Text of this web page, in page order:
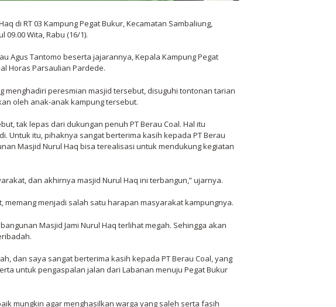
di RT 03 Kampung Pegat Bukur, Kecamatan Sambaliung,
Wita, Rabu (16/1).
Agus Tantomo beserta jajarannya, Kepala Kampung Pegat
Horas Parsaulian Pardede.
menghadiri peresmian masjid tersebut, disuguhi tontonan tarian
oleh anak-anak kampung tersebut.
tak lepas dari dukungan penuh PT Berau Coal. Hal itu
Untuk itu, pihaknya sangat berterima kasih kepada PT Berau
Masjid Nurul Haq bisa terealisasi untuk mendukung kegiatan
dan akhirnya masjid Nurul Haq ini terbangun,” ujarnya.
memang menjadi salah satu harapan masyarakat kampungnya.
Masjid Jami Nurul Haq terlihat megah. Sehingga akan
dan saya sangat berterima kasih kepada PT Berau Coal, yang
untuk pengaspalan jalan dari Labanan menuju Pegat Bukur
mungkin agar menghasilkan warga yang saleh serta fasih